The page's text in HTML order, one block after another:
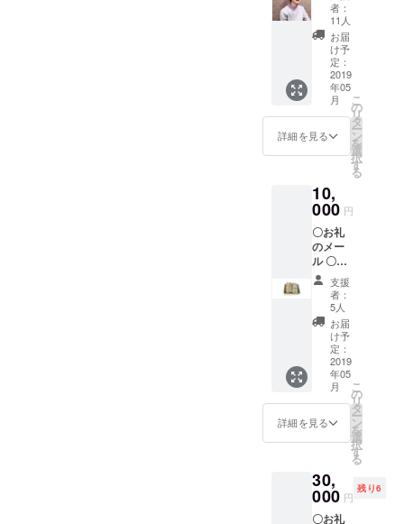
しま
す！
トバッ
グ 〇モ
モモリ
メイ
オリジ
ナルタ
ンブ
ラー
者：
11人
お届
け予
定：
2019
年05
月
詳細を見る
こ
の
リ
タ
ー
ン
を
選
択
す
る
10,
000 円
〇お礼
のメー
ル 〇オ
リジナ
ルトー
トバッ
グ 〇マ
マトコ
キッチ
ンハン
バーグ7
個セッ
ト ・
nonGM
O牛ハン
バーグ
（200ｇ
×2個）
・ママ
トコこ
どもハ
支援
者：
5人
お届
け予
定：
2019
年05
月
詳細を見る
こ
の
リ
タ
ー
ン
を
選
択
す
る
30,
000 円
残り6
〇お礼